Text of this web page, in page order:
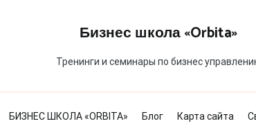
Бизнес школа «Orbita»
Тренинги и семинары по бизнес
БИЗНЕС ШКОЛА «ORBITA» Блог Карта сайта